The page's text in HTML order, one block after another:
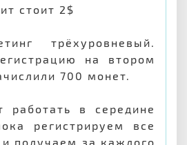
стоит 2$
трёхуровневый.
на втором
700 монет.
работать в середине
регистрируем все
получаем за каждого